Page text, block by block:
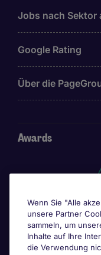
Jobs nach Sektor
Google Rating
Über die
Awards
Wenn Sie "Alle
unsere Partner
sammeln, um
Inhalte auf Ihre
die Verwendung